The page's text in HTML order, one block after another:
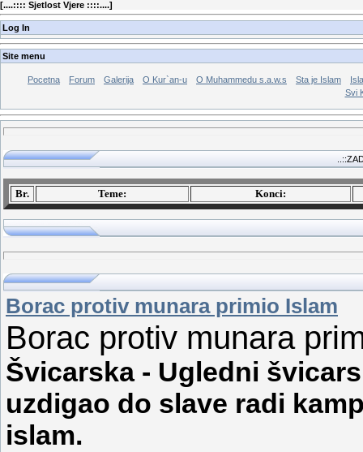
[....:::: Sjetlost Vjere ::::....]
Log In
Site menu
Pocetna Forum Galerija O Kur`an-u O Muhammedu s.a.w.s Sta je Islam
Svi
Br. Teme: Konci:
Borac protiv munara primio Islam
Borac protiv munara
Švicarska - Ugledni
uzdigao do slave radi
islam.